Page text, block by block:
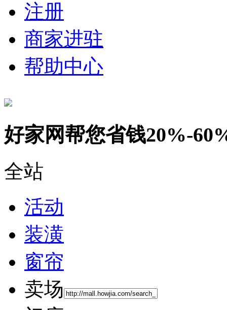
注册
商家进驻
帮助中心
好家网帮您省钱20%-
全站
活动
装潢
窗帘
卖场